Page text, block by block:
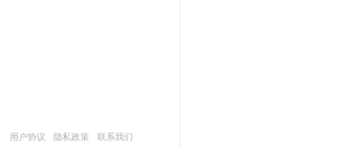
用户协议 隐私政策 联系我们